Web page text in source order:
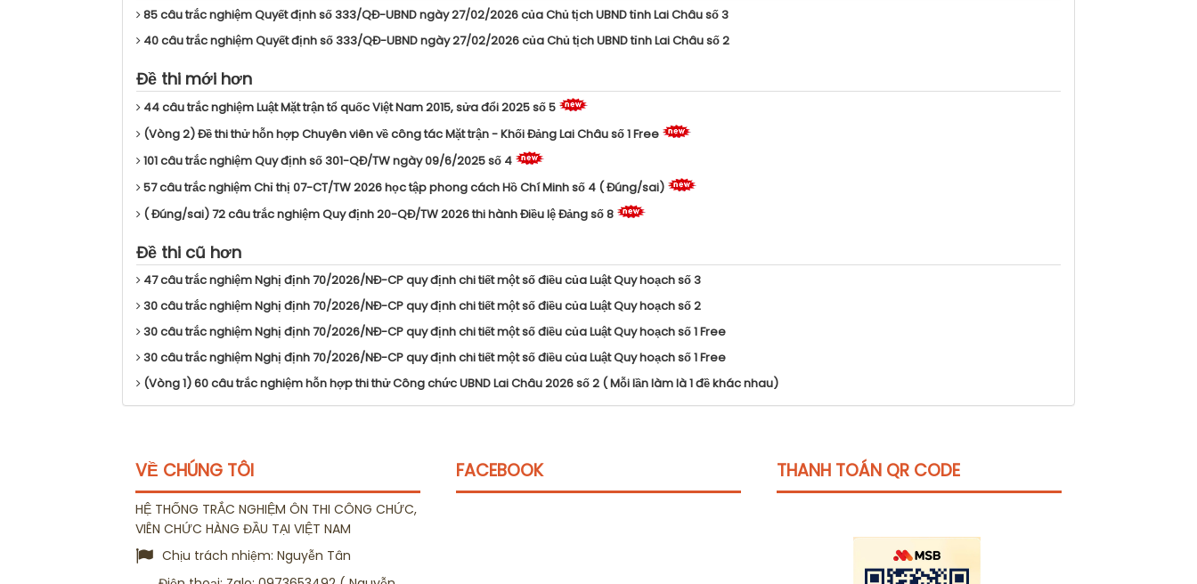
85 câu trắc nghiệm Quyết định số 333/QĐ-UBND ngày 27/02/2026 của Chủ tịch UBND tỉnh Lai Châu số 3
40 câu trắc nghiệm Quyết định số 333/QĐ-UBND ngày 27/02/2026 của Chủ tịch UBND tỉnh Lai Châu số 2
Đề thi mới hơn
44 câu trắc nghiệm Luật Mặt trận tổ quốc Việt Nam 2015, sửa đổi 2025 số 5
(Vòng 2) Đề thi thử hỗn hợp Chuyên viên về công tác Mặt trận - Khối Đảng Lai Châu số 1 Free
101 câu trắc nghiệm Quy định số 301-QĐ/TW ngày 09/6/2025 số 4
57 câu trắc nghiệm Chỉ thị 07-CT/TW 2026 học tập phong cách Hồ Chí Minh số 4 ( Đúng/sai)
( Đúng/sai) 72 câu trắc nghiệm Quy định 20-QĐ/TW 2026 thi hành Điều lệ Đảng số 8
Đề thi cũ hơn
47 câu trắc nghiệm Nghị định 70/2026/NĐ-CP quy định chi tiết một số điều của Luật Quy hoạch số 3
30 câu trắc nghiệm Nghị định 70/2026/NĐ-CP quy định chi tiết một số điều của Luật Quy hoạch số 2
30 câu trắc nghiệm Nghị định 70/2026/NĐ-CP quy định chi tiết một số điều của Luật Quy hoạch số 1 Free
30 câu trắc nghiệm Nghị định 70/2026/NĐ-CP quy định chi tiết một số điều của Luật Quy hoạch số 1 Free
(Vòng 1) 60 câu trắc nghiệm hỗn hợp thi thử Công chức UBND Lai Châu 2026 số 2 ( Mỗi lần làm là 1 đề khác nhau)
VỀ CHÚNG TÔI
HỆ THỐNG TRẮC NGHIỆM ÔN THI CÔNG CHỨC,
VIÊN CHỨC HÀNG ĐẦU TẠI VIỆT NAM
Chịu trách nhiệm: Nguyễn Tân
FACEBOOK THANH TOÁN QR CODE